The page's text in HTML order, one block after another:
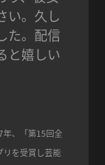
い。久し
た。配信
と嬉しい
、「第15回全
リを受賞し芸能